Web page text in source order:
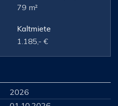
79 m²
Kaltmiete
1.185,- €
2026